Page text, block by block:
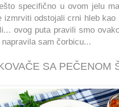
specifično u ovom jelu
izmrviti odstojali crni hleb
.. ovog puta pravili smo
sam čorbicu...
SA PEČENOM